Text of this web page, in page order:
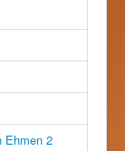
Ehmen 2